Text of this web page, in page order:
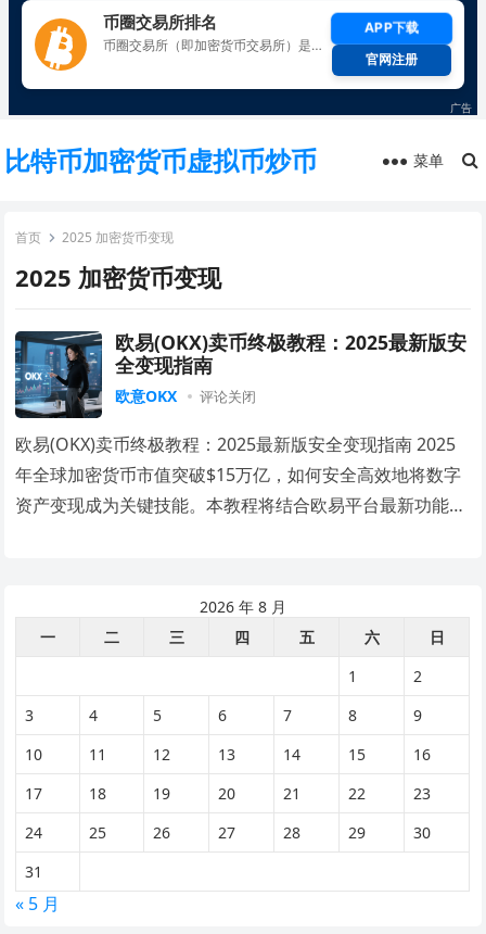
比特币加密货币虚拟币炒币 菜单
首页 2025 加密货币变现
2025 加密货币变现
欧易(OKX)卖币终极教程：2025最新版安
全变现指南
欧意OKX 评论关闭
欧易(OKX)卖币终极教程：2025最新版安全变现指南 2025
年全球加密货币市值突破$15万亿，如何安全高效地将数字
资产变现成为关键技能。本教程将结合欧易平台最新功能，
2026 年 8 月
一
二 三 四 五 六
日
1
2
3
4 5 6 7 8
9
10
11 12 13 14 15
16
17
18 19 20 21 22
23
24
25 26 27 28 29
30
31
« 5 月